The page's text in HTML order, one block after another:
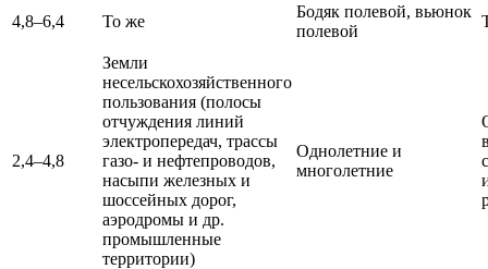
4,8–6,4 То же
Бодяк полевой, вьюнок
полевой
2,4–4,8
Земли
несельскохозяйственного
пользования (полосы
отчуждения линий
электропередач, трассы
газо- и нефтепроводов,
насыпи железных и
шоссейных дорог,
аэродромы и др.
промышленные
территории)
Однолетние и
многолетние